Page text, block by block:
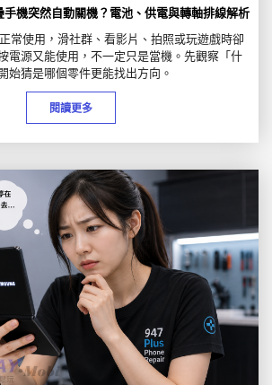
機突然自動關機？電池、供電與轉軸排線解析
常使用，滑社群、看影片、拍照或玩遊戲時卻
電源又能使用，不一定只是當機。先觀察「什
始猜是哪個零件更能找出方向。
閱讀更多